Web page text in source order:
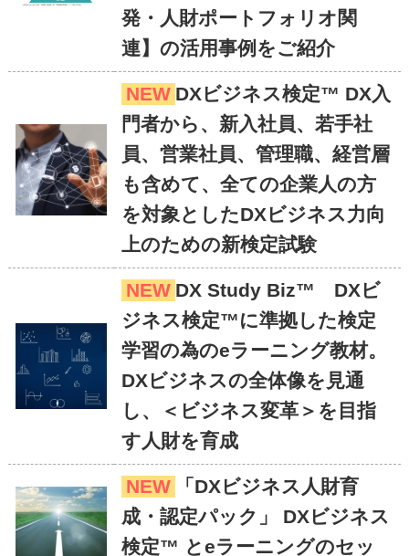
発・人財ポートフォリオ関
連】の活用事例をご紹介
NEW DXビジネス検定™ DX入
門者から、新入社員、若手社
員、営業社員、管理職、経営層
も含めて、全ての企業人の方
を対象としたDXビジネス力向
上のための新検定試験
NEW DX Study Biz™ DXビ
ジネス検定™に準拠した検定
学習の為のeラーニング教材。
DXビジネスの全体像を見通
し、＜ビジネス変革＞を目指
す人財を育成
NEW
「DXビジネス人財育
成・認定パック」 DXビジネス
検定™ とeラーニングのセッ